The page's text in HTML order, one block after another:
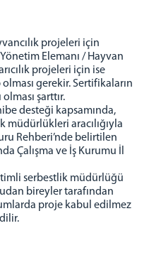
projeleri için
Elemanı / Hayvan
projeleri için ise
olması gerekir. Sertifikaların
şarttır.
desteği kapsamında,
aracılığıyla
Rehberi’nde belirtilen
Çalışma ve İş Kurumu İl
serbestlik müdürlüğü
bireyler tarafından
proje kabul edilmez